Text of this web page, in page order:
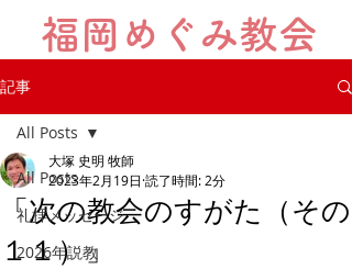
福岡めぐみ教会
記事
All Posts
礼拝メッセージ
2026年説教
All Posts
「次の教会のすがた（その
１１）」
大塚 史明 牧師
2023年2月19日 読了時間: 2分